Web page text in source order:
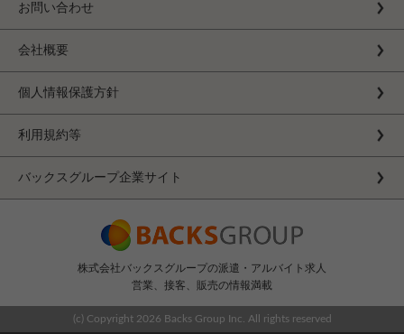
お問い合わせ
会社概要
個人情報保護方針
利用規約等
バックスグループ企業サイト
株式会社バックスグループの派遣・アルバイト求人
営業、接客、販売の情報満載
(c) Copyright 2026 Backs Group Inc. All rights reserved